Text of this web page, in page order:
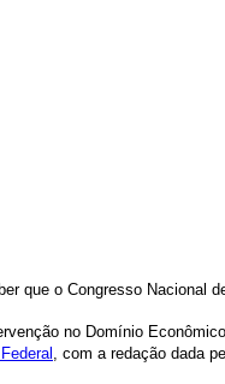
que o Congresso Nacional
no Domínio
, com a redação dada